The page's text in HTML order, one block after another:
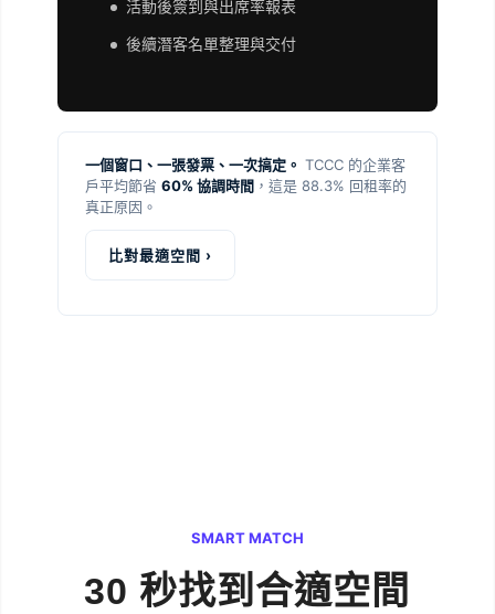
活動後簽到與出席率報表
後續潛客名單整理與交付
一個窗口、一張發票、一次搞定。 TCCC 的企業客
戶平均節省 60% 協調時間，這是 88.3% 回租率的
真正原因。
比對最適空間 ›
SMART MATCH
30 秒找到合適空間